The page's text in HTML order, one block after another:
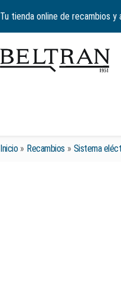
Tu tienda online de recambios
Inicio» Recambios » Sistema